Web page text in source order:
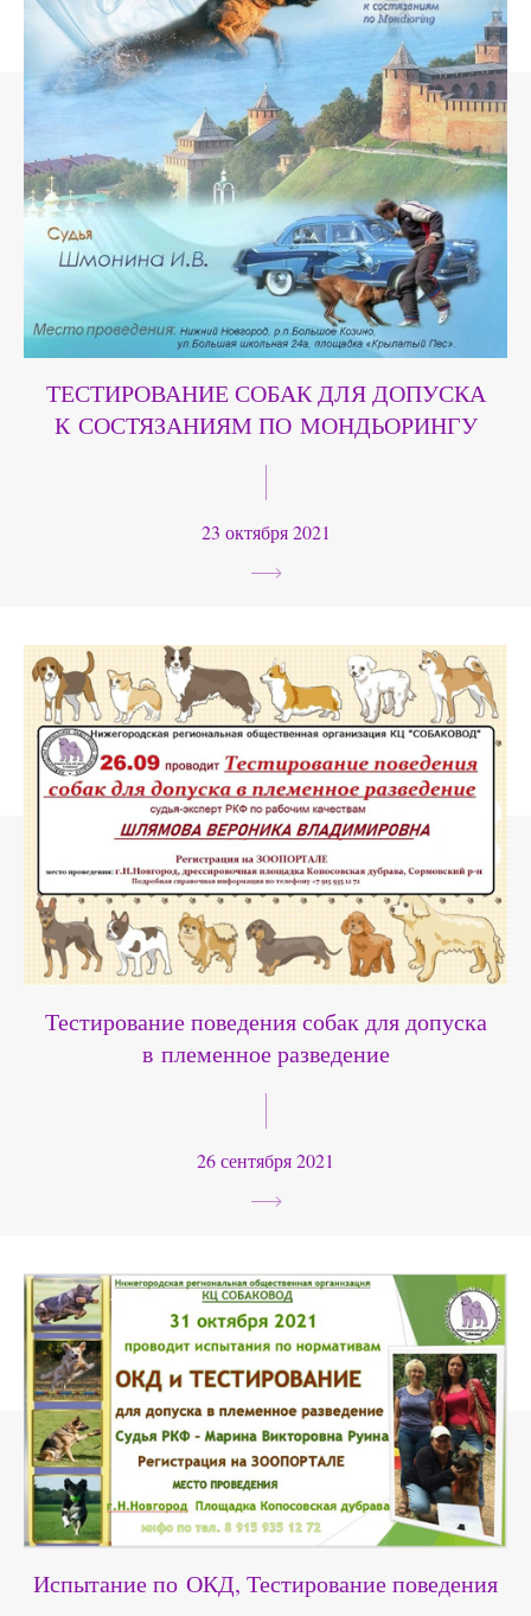
ТЕСТИРОВАНИЕ СОБАК ДЛЯ ДОПУСКА
К СОСТЯЗАНИЯМ ПО МОНДЬОРИНГУ
23 октября 2021
Тестирование поведения собак для допуска
в племенное разведение
26 сентября 2021
Испытание по ОКД, Тестирование поведения